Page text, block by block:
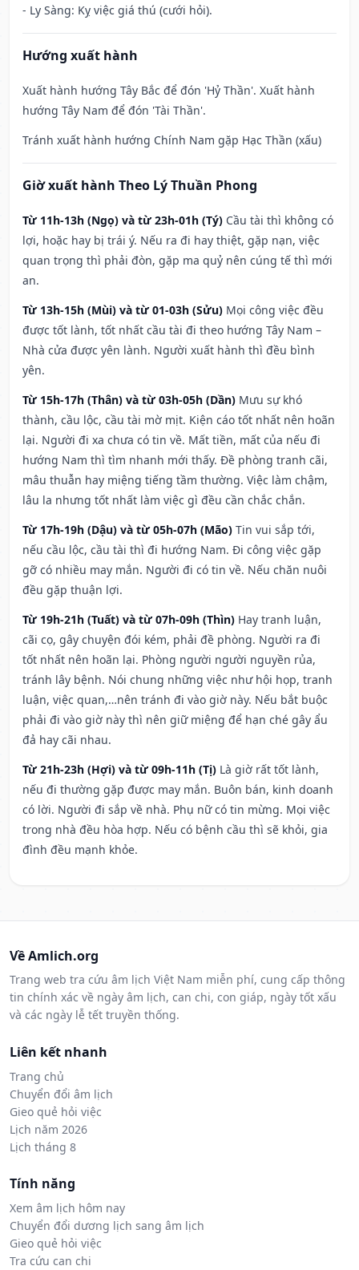
- Ly Sàng: Kỵ việc giá thú (cưới hỏi).
Hướng xuất hành
Xuất hành hướng Tây Bắc để đón 'Hỷ Thần'. Xuất hành
hướng Tây Nam để đón 'Tài Thần'.
Tránh xuất hành hướng Chính Nam gặp Hạc Thần (xấu)
Giờ xuất hành Theo Lý Thuần Phong
Từ 11h-13h (Ngọ) và từ 23h-01h (Tý) Cầu tài thì không có
lợi, hoặc hay bị trái ý. Nếu ra đi hay thiệt, gặp nạn, việc
quan trọng thì phải đòn, gặp ma quỷ nên cúng tế thì mới
an.
Từ 13h-15h (Mùi) và từ 01-03h (Sửu) Mọi công việc đều
được tốt lành, tốt nhất cầu tài đi theo hướng Tây Nam –
Nhà cửa được yên lành. Người xuất hành thì đều bình
yên.
Từ 15h-17h (Thân) và từ 03h-05h (Dần) Mưu sự khó
thành, cầu lộc, cầu tài mờ mịt. Kiện cáo tốt nhất nên hoãn
lại. Người đi xa chưa có tin về. Mất tiền, mất của nếu đi
hướng Nam thì tìm nhanh mới thấy. Đề phòng tranh cãi,
mâu thuẫn hay miệng tiếng tầm thường. Việc làm chậm,
lâu la nhưng tốt nhất làm việc gì đều cần chắc chắn.
Từ 17h-19h (Dậu) và từ 05h-07h (Mão) Tin vui sắp tới,
nếu cầu lộc, cầu tài thì đi hướng Nam. Đi công việc gặp
gỡ có nhiều may mắn. Người đi có tin về. Nếu chăn nuôi
đều gặp thuận lợi.
Từ 19h-21h (Tuất) và từ 07h-09h (Thìn) Hay tranh luận,
cãi cọ, gây chuyện đói kém, phải đề phòng. Người ra đi
tốt nhất nên hoãn lại. Phòng người người nguyền rủa,
tránh lây bệnh. Nói chung những việc như hội họp, tranh
luận, việc quan,…nên tránh đi vào giờ này. Nếu bắt buộc
phải đi vào giờ này thì nên giữ miệng để hạn ché gây ẩu
đả hay cãi nhau.
Từ 21h-23h (Hợi) và từ 09h-11h (Tị) Là giờ rất tốt lành,
nếu đi thường gặp được may mắn. Buôn bán, kinh doanh
có lời. Người đi sắp về nhà. Phụ nữ có tin mừng. Mọi việc
trong nhà đều hòa hợp. Nếu có bệnh cầu thì sẽ khỏi, gia
đình đều mạnh khỏe.
Về Amlich.org
Trang web tra cứu âm lịch Việt Nam miễn phí, cung cấp thông
tin chính xác về ngày âm lịch, can chi, con giáp, ngày tốt xấu
và các ngày lễ tết truyền thống.
Liên kết nhanh
Trang chủ
Chuyển đổi âm lịch
Gieo quẻ hỏi việc
Lịch năm 2026
Lịch tháng 8
Tính năng
Xem âm lịch hôm nay
Chuyển đổi dương lịch sang âm lịch
Gieo quẻ hỏi việc
Tra cứu can chi